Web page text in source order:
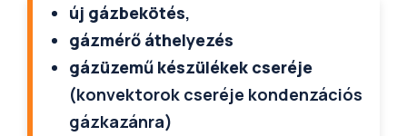
új gázbekötés,
gázmérő áthelyezés
gázüzemű készülékek cseréje
(konvektorok cseréje kondenzációs
gázkazánra)